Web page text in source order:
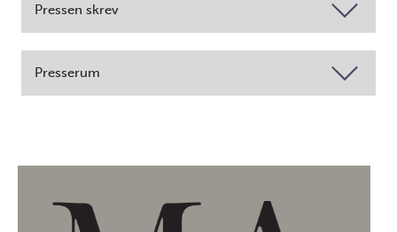
Pressen skrev
Presserum